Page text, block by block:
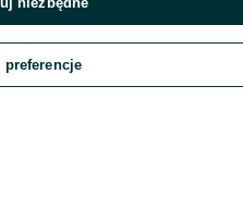
Dodaj Czat
preferencje